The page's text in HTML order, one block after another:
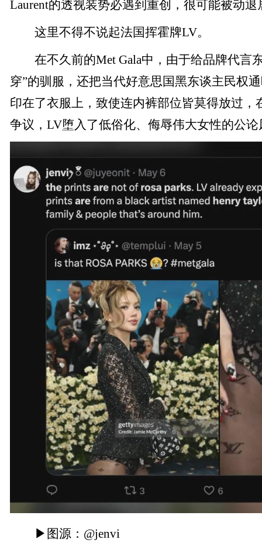
Laurent的透视装势必遇到重创，很可能被动退
这里不得不说起法国挥霍牌LV。
在不久前的Met Gala中，由于给品牌代言
穿”的驯服，还把当代好意思国黑东谈主民权通
印在了衣服上，致使连内裤部位皆莫得放过，
争议，LV堕入了低俗化、侮辱伟大女性的公论
▶图源：@jenvi